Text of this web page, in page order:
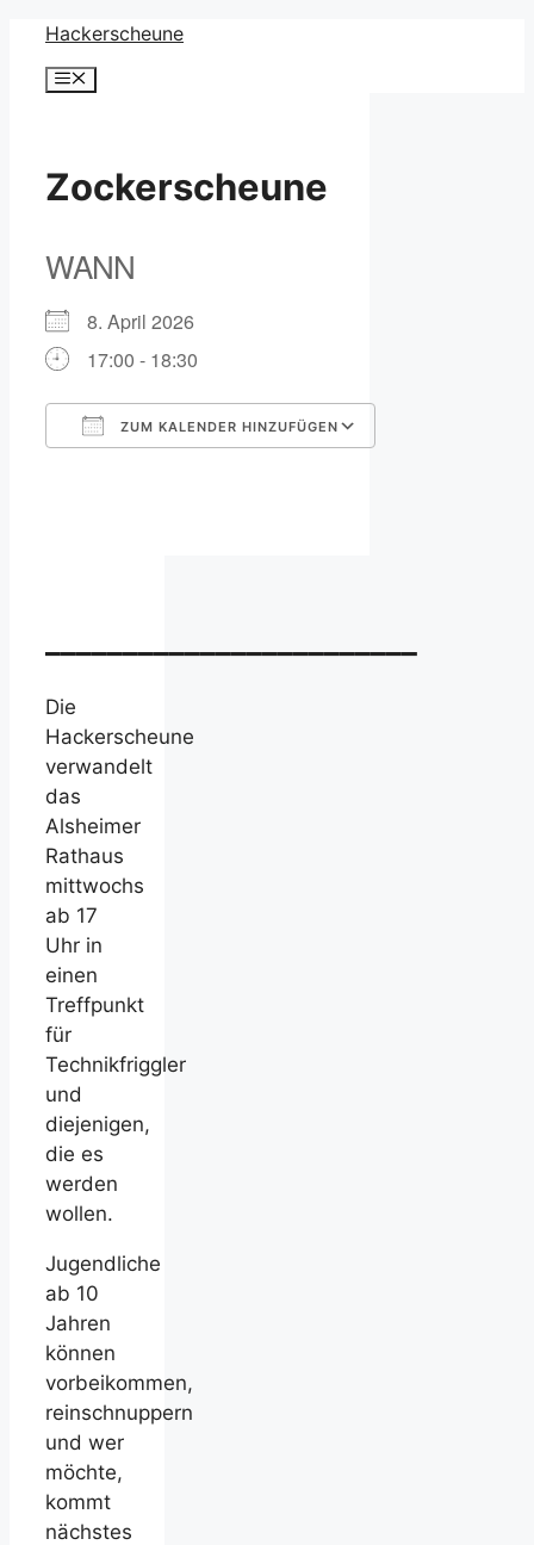
Zum
Inhalt
springen
Hackerscheune
Menü
Zockerscheune
WANN
8. April 2026
17:00 - 18:30
ZUM KALENDER HINZUFÜGEN
Die
Hackerscheune
verwandelt
das
Alsheimer
Rathaus
mittwochs
ab 17
Uhr in
einen
Treffpunkt
für
Technikfriggler
und
diejenigen,
die es
werden
wollen.
Jugendliche
ab 10
Jahren
können
vorbeikommen,
reinschnuppern
und wer
möchte,
kommt
nächstes